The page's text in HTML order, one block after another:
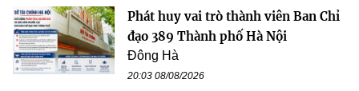
Phát huy vai trò thành viên Ban Chỉ
đạo 389 Thành phố Hà Nội
Đông Hà
20:03 08/08/2026